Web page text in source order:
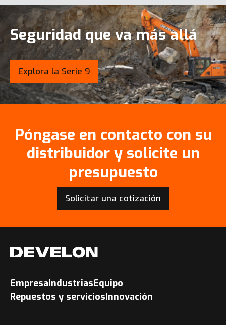
Seguridad que va más allá
Explora la Serie 9
Póngase en contacto con su
distribuidor y solicite un
presupuesto
Solicitar una cotización
EmpresaIndustriasEquipo
Repuestos y serviciosInnovación